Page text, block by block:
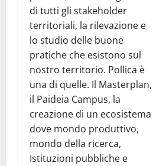
di tutti gli stakeholder
territoriali, la rilevazione e
lo studio delle buone
pratiche che esistono sul
nostro territorio. Pollica è
una di quelle. Il Masterplan,
il Paideia Campus, la
creazione di un ecosistema
dove mondo produttivo,
mondo della ricerca,
Istituzioni pubbliche e